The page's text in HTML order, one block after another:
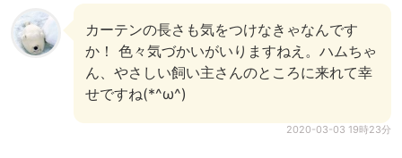
カーテンの長さも気をつけなきゃなんです
か！ 色々気づかいがいりますねえ。ハムちゃ
ん、やさしい飼い主さんのところに来れて幸
せですね(*^ω^)
2020-03-03 19時23分